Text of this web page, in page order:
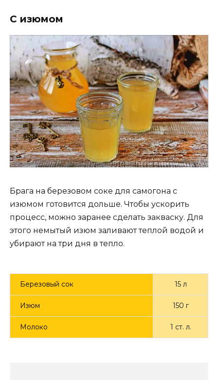
С изюмом
Брага на березовом соке для самогона с
изюмом готовится дольше. Чтобы ускорить
процесс, можно заранее сделать закваску. Для
этого немытый изюм заливают теплой водой и
убирают на три дня в тепло.
Березовый сок 15 л
Изюм 150 г
Молоко 1 ст. л.